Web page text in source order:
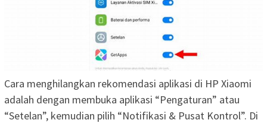
Cara menghilangkan rekomendasi aplikasi di HP Xiaomi
adalah dengan membuka aplikasi “Pengaturan” atau
“Setelan”, kemudian pilih “Notifikasi & Pusat Kontrol”. Di